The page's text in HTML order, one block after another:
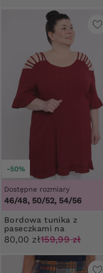
-50%
Dostępne rozmiary
46/48, 50/52, 54/56
Bordowa tunika z
paseczkami na
ramionach
80,00 zł159,99 zł